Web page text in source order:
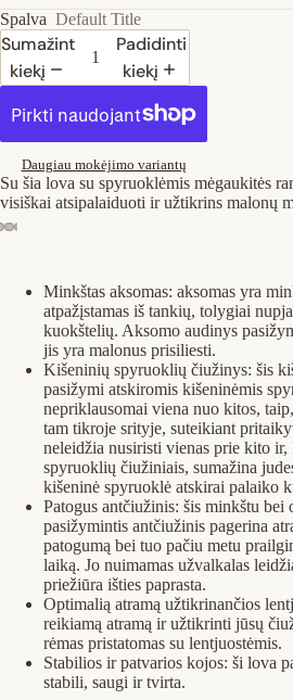
Spalva Default Title
Sumažinti
kiekį
Padidinti
kiekį
Daugiau mokėjimo variantų
Su šia lova su spyruoklėmis mėgaukitės
visiškai atsipalaiduoti ir užtikrins malonų
Minkštas aksomas: aksomas yra
atpažįstamas iš tankių, tolygiai
kuokštelių. Aksomo audinys
jis yra malonus prisiliesti.
Kišeninių spyruoklių čiužinys: šis
pasižymi atskiromis kišeninėmis
nepriklausomai viena nuo kitos,
tam tikroje srityje, suteikiant
neleidžia nusiristi vienas prie kito
spyruoklių čiužiniais, sumažina
kišeninė spyruoklė atskirai palaiko
Patogus antčiužinis: šis minkštu
pasižymintis antčiužinis pagerina
patogumą bei tuo pačiu metu
laiką. Jo nuimamas užvalkalas
priežiūra išties paprasta.
Optimalią atramą užtikrinančios
reikiamą atramą ir užtikrinti jūsų
rėmas pristatomas su lentjuostėmis.
Stabilios ir patvarios kojos: ši lova
stabili, saugi ir tvirta.